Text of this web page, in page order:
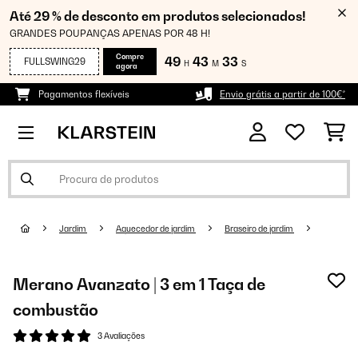
Até 29 % de desconto em produtos selecionados!
GRANDES POUPANÇAS APENAS POR 48 H!
FULLSWING29
Compre
agora
49 H 43 M 33 S
Pagamentos flexíveis Envio grátis a partir de 100€*
Jardim Aquecedor de jardim Braseiro de jardim
Merano Avanzato | 3 em 1 Taça de
combustão
3 Avaliações